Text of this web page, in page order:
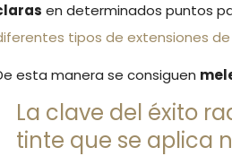
en determinados puntos
tipos de extensiones
esta manera se consiguen
La clave del éxito
tinte que se aplica